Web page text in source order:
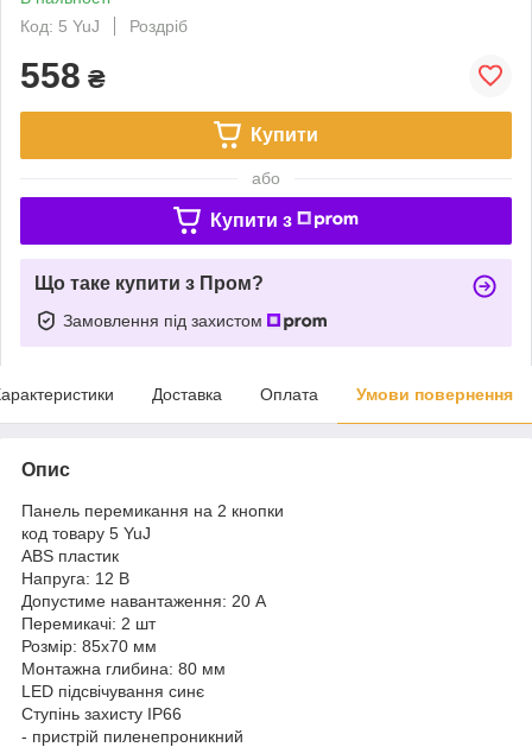
Код: 5 YuJ
Роздріб
558 ₴
Купити
або
Купити з
Що таке купити з Пром?
Замовлення під захистом
Доставка Оплата Умови повернення
Опис
Панель перемикання на 2 кнопки
код товару 5 YuJ
ABS пластик
Напруга: 12 В
Допустиме навантаження: 20 А
Перемикачі: 2 шт
Розмір: 85x70 мм
Монтажна глибина: 80 мм
LED підсвічування синє
Ступінь захисту IP66
- пристрій пиленепроникний